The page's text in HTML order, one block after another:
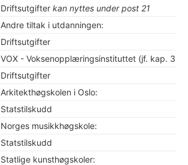
Driftsutgifter kan nyttes under post 21
Andre tiltak i utdanningen:
Driftsutgifter
VOX - Voksenopplæringsinstituttet (jf. kap.
Driftsutgifter
Arkitekthøgskolen i Oslo:
Statstilskudd
Norges musikkhøgskole:
Statstilskudd
Statlige kunsthøgskoler: